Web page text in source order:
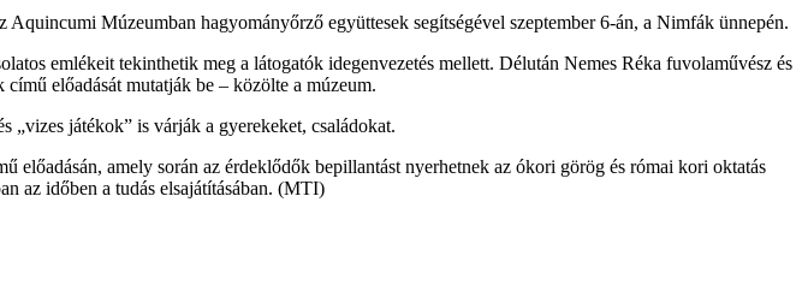
Múzeumban hagyományőrző együttesek segítségével szeptember 6-án, a Nimfák ünnepén.
emlékeit tekinthetik meg a látogatók idegenvezetés mellett. Délután Nemes Réka fuvolaművész és
előadását mutatják be – közölte a múzeum.
„vizes játékok” is várják a gyerekeket, családokat.
előadásán, amely során az érdeklődők bepillantást nyerhetnek az ókori görög és római kori oktatás
az időben a tudás elsajátításában. (MTI)